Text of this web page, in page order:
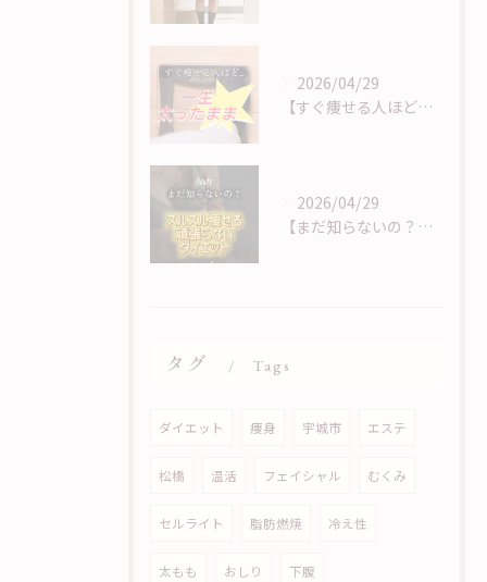
2026/04/29
【すぐ痩せる人ほど痩せない？！】
2026/04/29
【まだ知らないの？！頑張らないダイエット】
タグ Tags
ダイエット 痩身 宇城市 エステ
松橋 温活 フェイシャル むくみ
セルライト 脂肪燃焼 冷え性
太もも おしり 下腹